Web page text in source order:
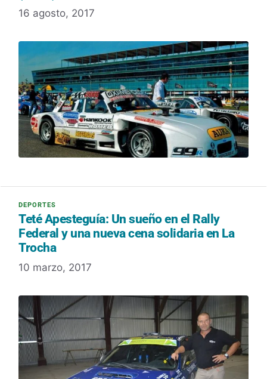
16 agosto, 2017
Teté Apesteguía: Un sueño en el Rally
Federal y una nueva cena solidaria en La
Trocha
10 marzo, 2017